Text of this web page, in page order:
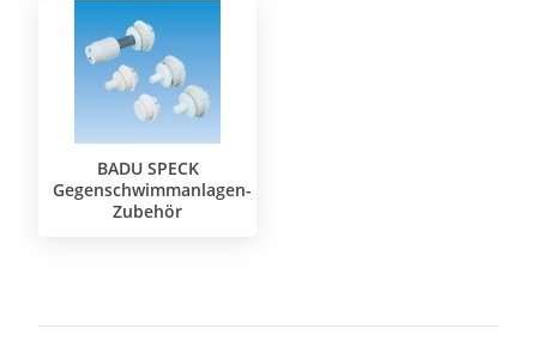
BADU SPECK
Gegenschwimmanlagen-
Zubehör